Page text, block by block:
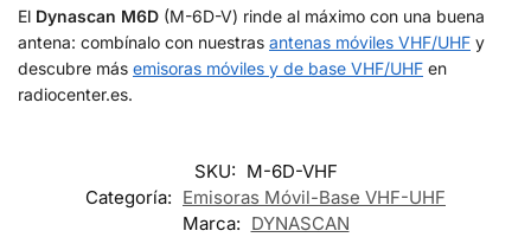
El Dynascan M6D (M-6D-V) rinde al máximo con una buena
antena: combínalo con nuestras antenas móviles VHF/UHF y
descubre más emisoras móviles y de base VHF/UHF en
radiocenter.es.
SKU: M-6D-VHF
Categoría: Emisoras Móvil-Base VHF-UHF
Marca: DYNASCAN